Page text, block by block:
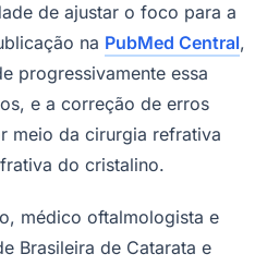
de ajustar o foco para a
na PubMed Central,
progressivamente essa
e a correção de erros
meio da cirurgia refrativa
do cristalino.
médico oftalmologista e
Brasileira de Catarata e